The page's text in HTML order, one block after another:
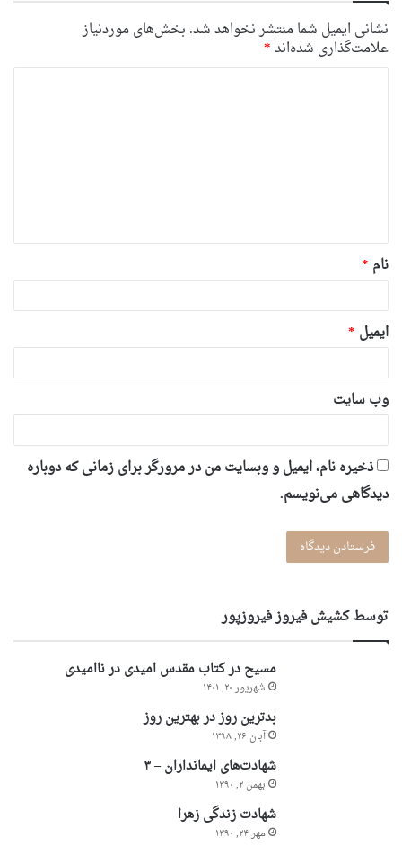
نشانی ایمیل شما منتشر نخواهد شد. بخش‌های موردنیاز
علامت‌گذاری شده‌اند*
*
نام *
ایمیل *
وب‌ سایت
ذخیره نام، ایمیل و وبسایت من در مرورگر برای زمانی که دوباره
دیدگاهی می‌نویسم.
توسط کشیش فیروز فیروزپور
مسیح در کتاب مقدس امیدی در ناامیدی
شهریور ۲۰, ۱۴۰۱
بدترین روز در بهترین روز
آبان ۲۶, ۱۳۹۸
شهادت‌های ایمانداران – ۳
بهمن ۲, ۱۳۹۰
شهادت زندگی زهرا
مهر ۲۴, ۱۳۹۰